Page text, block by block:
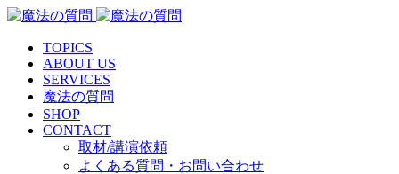
TOPICS
ABOUT US
SERVICES
魔法の質問
SHOP
CONTACT
取材/講演依頼
よくある質問・お問い合わせ